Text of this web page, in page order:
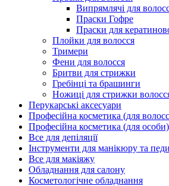
Випрямлячі для
Праски Гофре
Праски для
Плойки для волосся
Тримери
Фени для волосся
Бритви для стрижки
Гребінці та брашинги
Ножиці для стрижки
Перукарські аксесуари
Професійна косметика (для
Професійна косметика (для особи)
Все для депіляції
Інструменти для манікюру та
Все для макіяжу
Обладнання для салону
Косметологічне обладнання